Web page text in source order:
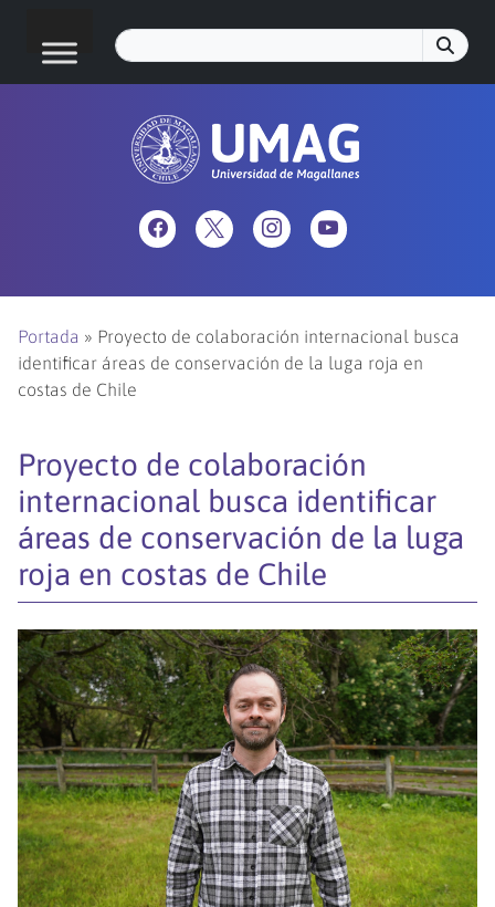
Portada » Proyecto de colaboración internacional busca
identificar áreas de conservación de la luga roja en
costas de Chile
Proyecto de colaboración
internacional busca identificar
áreas de conservación de la luga
roja en costas de Chile